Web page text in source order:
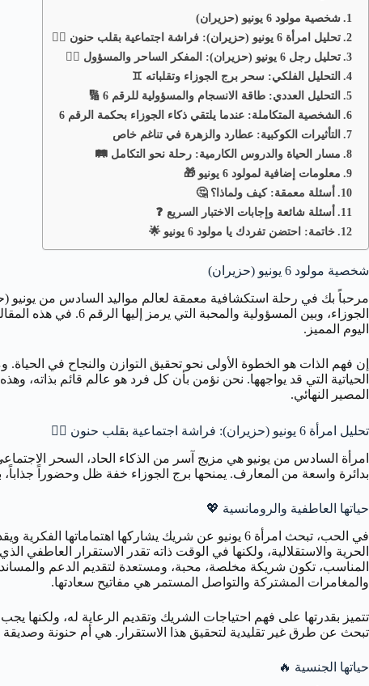
شخصية مولود 6 يونيو (حزيران)
تحليل امرأة 6 يونيو (حزيران): فراشة اجتماعية بقلب حنون 🧍‍♀️
تحليل رجل 6 يونيو (حزيران): المفكر الساحر والمسؤول 🧍‍♂️
التحليل الفلكي: سحر برج الجوزاء وتقلباته ♊
التحليل العددي: طاقة الانسجام والمسؤولية للرقم 6 🔢
الشخصية المتكاملة: عندما يلتقي ذكاء الجوزاء بحكمة الرقم 6
التأثيرات الكوكبية: عطارد والزهرة في تناغم خاص
مسار الحياة والدروس الكارمية: رحلة نحو التكامل 🛤️
معلومات إضافية لمولود 6 يونيو 🎁
أسئلة معمقة: كيف ولماذا؟ 🤔
أسئلة شائعة وإجابات الاختبار السريع ❓
خاتمة: احتضن تفردك يا مولود 6 يونيو 🌟
شخصية مولود 6 يونيو (حزيران)
مرحباً بك في رحلة استكشافية معمقة لعالم مواليد السادس من يونيو
الجوزاء، وبين
اليوم المميز.
إن فهم الذات هو الخطوة الأولى نحو تحقيق التوازن والنجاح في
الحياتية التي قد يواجهها. نحن نؤمن بأن كل فرد هو عالم قائم بذاته،
المصير النهائي.
تحليل امرأة 6 يونيو (حزيران): فراشة اجتماعية بقلب حنون 🧍‍♀️
امرأة السادس من يونيو هي مزيج آسر من الذكاء الحاد، السحر
بدائرة واسعة من المعارف. يمنحها برج الجوزاء خفة ظل وحضوراً جذاباً، بينما يضفي عليها الرقم 6 لمسة
حياتها العاطفية والرومانسية 💖
في الحب، تبحث امرأة 6 يونيو عن شريك يشاركها
المناسب، تكون شريكة مخلصة، محبة، ومستعدة لتقديم الدعم
والمغامرات المشتركة والتواصل المستمر هي مفاتيح سعادتها.
تبحث عن طرق غير تقليدية لتحقيق هذا الاستقرار. هي أم حنونة وصديقة
حياتها الجنسية 🔥